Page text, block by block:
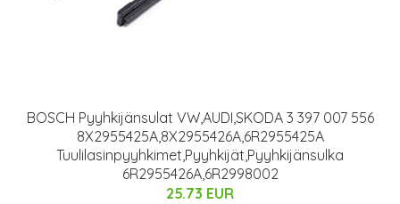
BOSCH Pyyhkijänsulat VW,AUDI,SKODA 3 397 007 556
8X2955425A,8X2955426A,6R2955425A
Tuulilasinpyyhkimet,Pyyhkijät,Pyyhkijänsulka
6R2955426A,6R2998002
25.73 EUR